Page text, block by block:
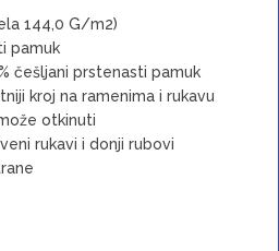
144,0 G/m2)
pamuk
češljani prstenasti pamuk
kroj na ramenima i rukavu
otkinuti
rukavi i donji rubovi